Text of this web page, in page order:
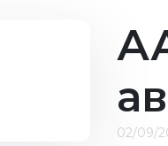
02/09/